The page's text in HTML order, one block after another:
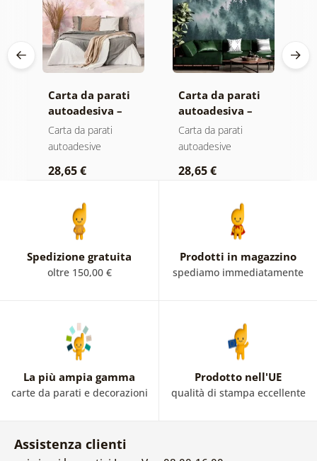
Carta da parati
autoadesiva –
Foglie con
sfumatura
Carta da parati
autoadesive
28,65 €
Carta da parati
autoadesiva –
Foresta nella
nebbia
Carta da parati
autoadesive
28,65 €
Spedizione gratuita
oltre 150,00 €
Prodotti in magazzino
spediamo immediatamente
La più ampia gamma
carte da parati e decorazioni
Prodotto nell'UE
qualità di stampa eccellente
Assistenza clienti